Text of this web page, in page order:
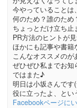
今やっていることは、
何のため？誰のため
ちょっとだけ立ち止
PR方法のヒントが
ほかにも記事や書籍
こんなオススメのが
ぜひぜひ私までお
ではまた♪
明日は小坂さんです
役に立ったよ、と
Facebookページに